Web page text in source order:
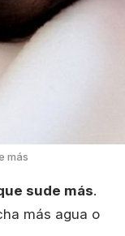
más
sude más.
más agua o